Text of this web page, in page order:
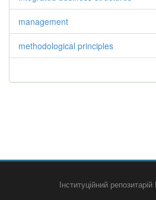
management
methodological principles
Інституційний